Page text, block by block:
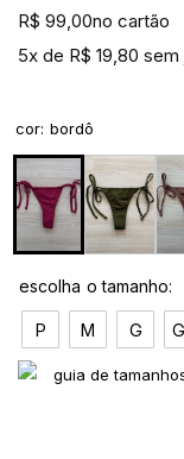
R$ 99,00no cartão
5x de R$ 19,80 sem
cor: bordô
P M G